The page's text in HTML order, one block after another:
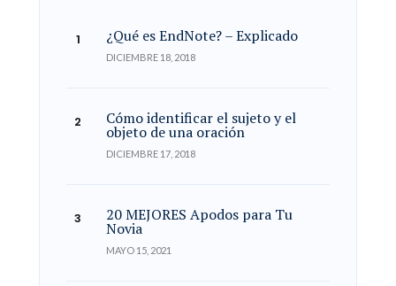
¿Qué es EndNote? – Explicado
DICIEMBRE 18, 2018
Cómo identificar el sujeto y el
objeto de una oración
DICIEMBRE 17, 2018
20 MEJORES Apodos para Tu
Novia
MAYO 15, 2021